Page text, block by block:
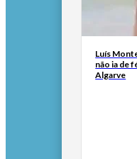
Luís
não ia de
Algarve